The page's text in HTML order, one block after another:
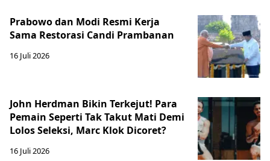
Prabowo dan Modi Resmi Kerja
Sama Restorasi Candi Prambanan
16 Juli 2026
John Herdman Bikin Terkejut! Para
Pemain Seperti Tak Takut Mati Demi
Lolos Seleksi, Marc Klok Dicoret?
16 Juli 2026